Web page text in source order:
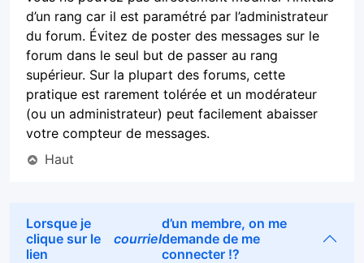
d’un rang car il est paramétré par l’administrateur
du forum. Évitez de poster des messages sur le
forum dans le seul but de passer au rang
supérieur. Sur la plupart des forums, cette
pratique est rarement tolérée et un modérateur
(ou un administrateur) peut facilement abaisser
votre compteur de messages.
Haut
Lorsque je
clique sur le
lien
courriel
d’un membre, on me
demande de me
connecter !?